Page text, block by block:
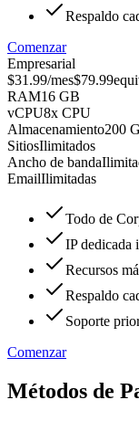
Respaldo
Comenzar
Empresarial
$31.99/mes$79.99
RAM16 GB
vCPU8x CPU
Almacenamiento200
SitiosIlimitados
Ancho de banda
EmailIlimitadas
Todo de
IP dedicada
Recursos
Respaldo
Soporte
Comenzar
Métodos de